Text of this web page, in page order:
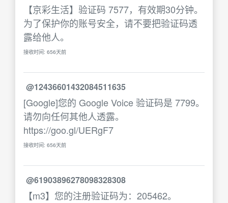
【京彩生活】验证码 7577，有效期30分钟。
为了保护你的账号安全，请不要把验证码透
露给他人。
接收时间: 656天前
@12436601432084511635
[Google]您的 Google Voice 验证码是 7799。
请勿向任何其他人透露。
https://goo.gl/UERgF7
接收时间: 656天前
@61903896278098328308
【m3】您的注册验证码为：205462。